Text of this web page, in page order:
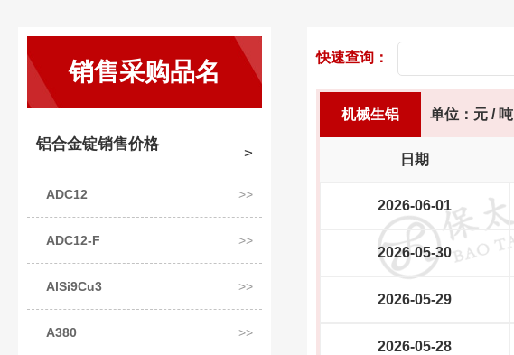
销售采购品名
铝合金锭销售价格
ADC12
ADC12-F
AlSi9Cu3
A380
快速查询：
机械生铝 单位：元 / 吨
日期
2026-06-01
2026-05-30
2026-05-29
2026-05-28